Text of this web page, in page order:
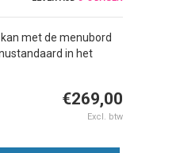
met de menubord
in het
€269,00
Excl. btw